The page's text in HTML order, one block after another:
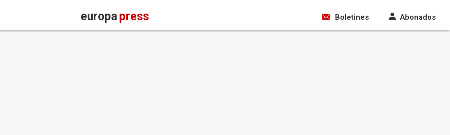
europapress Boletines Abonados